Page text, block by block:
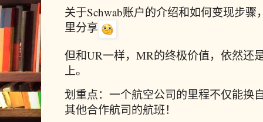
关于Schwab账户的介绍和如何变现步
里分享
但和UR一样，MR的终极价值，依然还
上。
划重点：一个航空公司的里程不仅能换
其他合作航司的航班！